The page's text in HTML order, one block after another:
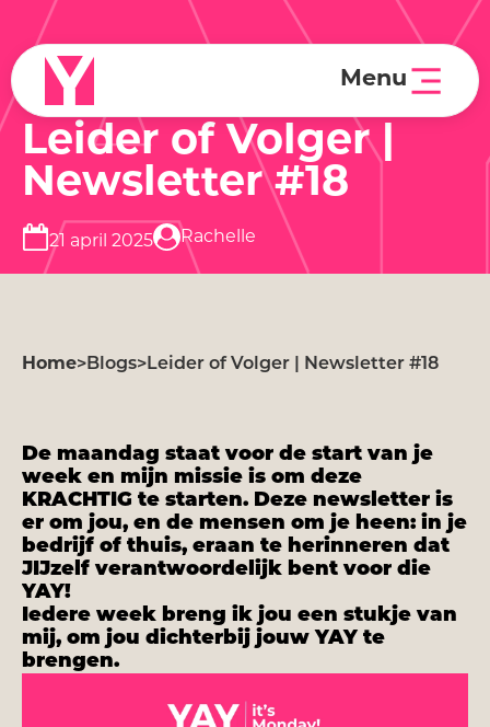
Menu
Leider of Volger |
Newsletter #18
21 april 2025 Rachelle
Home>Blogs>Leider of Volger | Newsletter #18
De maandag staat voor de start van je
week en mijn missie is om deze
KRACHTIG te starten. Deze newsletter is
er om jou, en de mensen om je heen: in je
bedrijf of thuis, eraan te herinneren dat
JIJzelf verantwoordelijk bent voor die
YAY!
Iedere week breng ik jou een stukje van
mij, om jou dichterbij jouw YAY te
brengen.